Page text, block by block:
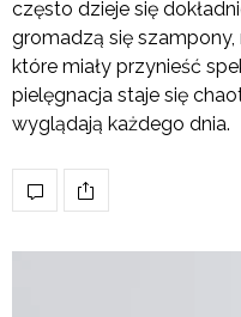
często dzieje się
gromadzą się
które miały przynieść
pielęgnacja staje się
wyglądają każdego dnia.